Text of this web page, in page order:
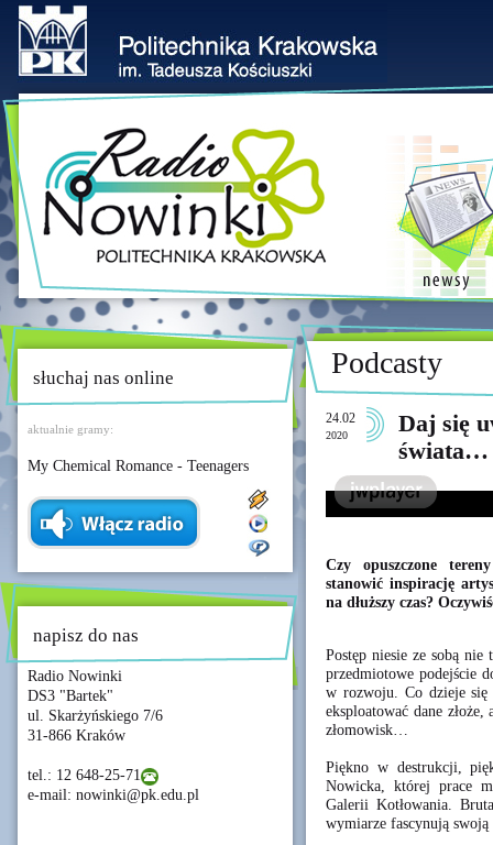
słuchaj nas online
aktualnie gramy:
My Chemical Romance - Teenagers
napisz do nas
Radio Nowinki
DS3 "Bartek"
ul. Skarżyńskiego 7/6
31-866 Kraków
tel.: 12 648-25-71
e-mail: nowinki@pk.edu.pl
Podcasty
24.02
2020
Daj się
świata…
Czy opuszczone
stanowić inspirację
na dłuższy czas?
Postęp niesie ze sobą
przedmiotowe podejście
w rozwoju. Co dzieje się
eksploatować dane
złomowisk…
Piękno w destrukcji,
Nowicka, której prace
Galerii Kotłowania.
wymiarze fascynują